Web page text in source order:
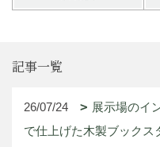
記事一覧
26/07/24
展示場のイ
で仕上げた木製ブックス